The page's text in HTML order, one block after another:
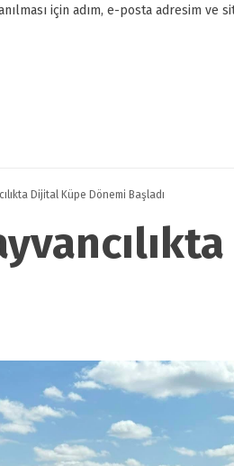
için adım, e-posta adresim ve
Dijital Küpe Dönemi Başladı